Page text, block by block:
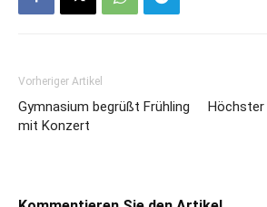
Vorheriger Artikel
Gymnasium begrüßt Frühling
mit Konzert
Höchster